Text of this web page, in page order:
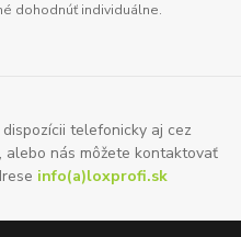
dohodnúť individuálne.
telefonicky aj cez
, alebo nás môžete kontaktovať
info(a)loxprofi.sk